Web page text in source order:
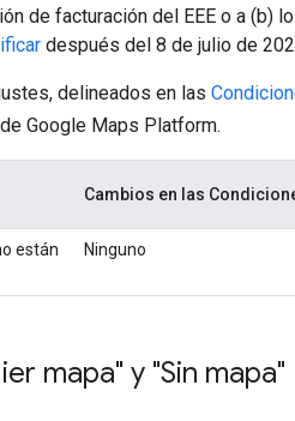
de facturación del EEE o a (b)
después del 8 de julio de
delineados en las
de Google Maps Platform.
Cambios en las
están
Ninguno
mapa" y "Sin mapa"